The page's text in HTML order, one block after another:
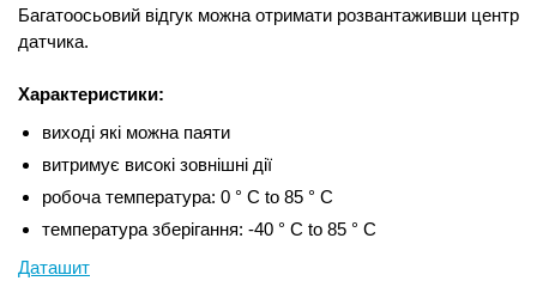
Багатоосьовий відгук можна отримати розвантаживши центр
датчика.
Характеристики:
виході які можна паяти
витримує високі зовнішні дії
робоча температура: 0 ° C to 85 ° C
температура зберігання: -40 ° C to 85 ° C
Даташит